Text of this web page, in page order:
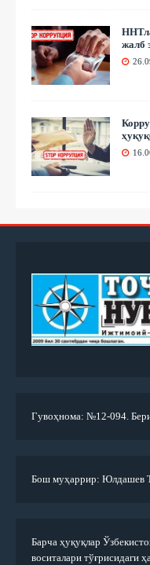
жалб
Гувоҳнома: №12-094.
Бош муҳаррир: Юлдашев
Барча ҳуқуқлар
воситалари тўғрисидаги